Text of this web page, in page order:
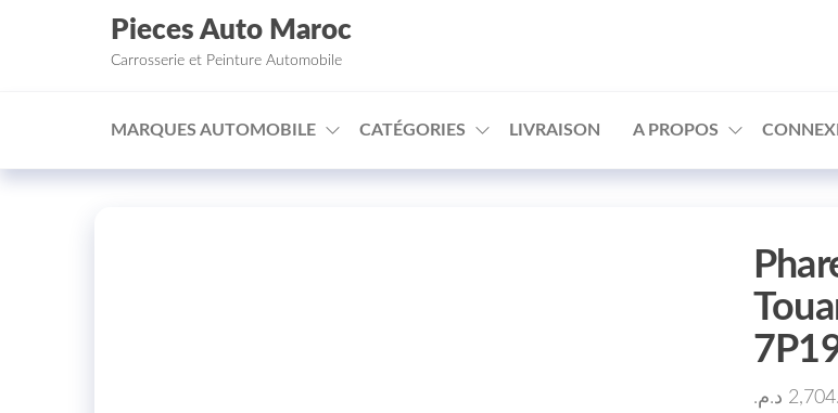
Aller au contenu
Pieces Auto Maroc
Carrosserie et Peinture Automobile
MARQUES AUTOMOBILE CATÉGORIES LIVRAISON A PROPOS
د.م.